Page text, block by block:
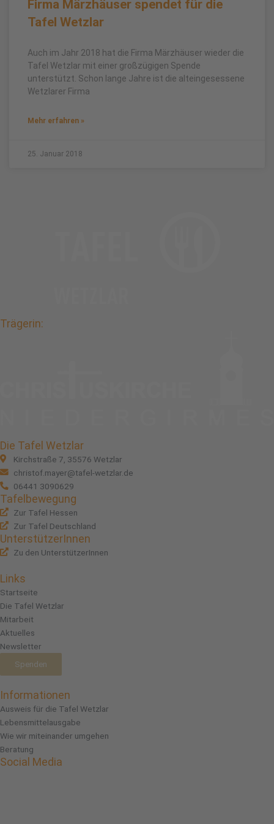
Firma Märzhäuser spendet für die
Tafel Wetzlar
Auch im Jahr 2018 hat die Firma Märzhäuser wieder die
Tafel Wetzlar mit einer großzügigen Spende
unterstützt. Schon lange Jahre ist die alteingesessene
Wetzlarer Firma
Mehr erfahren »
25. Januar 2018
Trägerin:
Die Tafel Wetzlar
Kirchstraße 7, 35576 Wetzlar
christof.mayer@tafel-wetzlar.de
06441 3090629
Tafelbewegung
Zur Tafel Hessen
Zur Tafel Deutschland
UnterstützerInnen
Zu den UnterstützerInnen
Links
Startseite
Die Tafel Wetzlar
Mitarbeit
Aktuelles
Newsletter
Spenden
Informationen
Ausweis für die Tafel Wetzlar
Lebensmittelausgabe
Wie wir miteinander umgehen
Beratung
Social Media